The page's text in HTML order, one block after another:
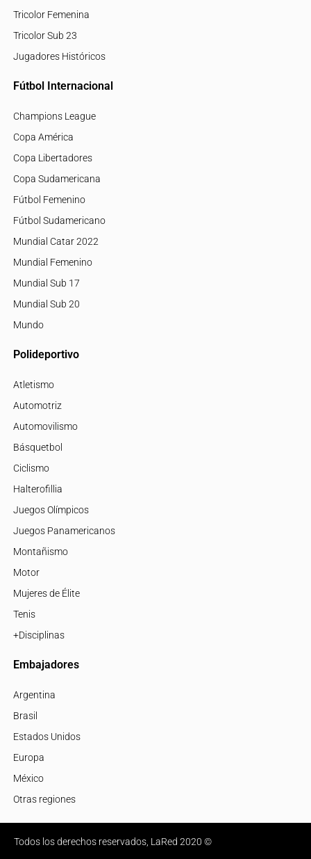
Tricolor Femenina
Tricolor Sub 23
Jugadores Históricos
Fútbol Internacional
Champions League
Copa América
Copa Libertadores
Copa Sudamericana
Fútbol Femenino
Fútbol Sudamericano
Mundial Catar 2022
Mundial Femenino
Mundial Sub 17
Mundial Sub 20
Mundo
Polideportivo
Atletismo
Automotriz
Automovilismo
Básquetbol
Ciclismo
Halterofillia
Juegos Olímpicos
Juegos Panamericanos
Montañismo
Motor
Mujeres de Élite
Tenis
+Disciplinas
Embajadores
Argentina
Brasil
Estados Unidos
Europa
México
Otras regiones
Todos los derechos reservados, LaRed 2020 ©